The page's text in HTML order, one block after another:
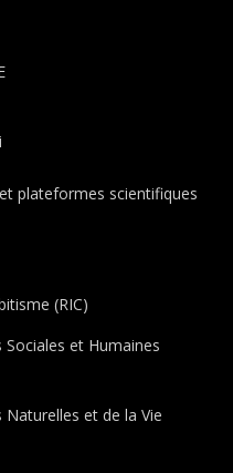
plateformes scientifiques
(RIC)
Sociales et Humaines
Naturelles et de la Vie